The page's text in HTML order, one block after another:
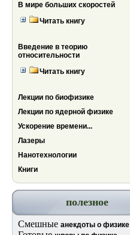
В мире больших скоростей
Читать книгу
Введение в теорию
относительности
Читать книгу
Лекции по биофизике
Лекции по ядерной физике
Ускорение времени...
Лазеры
Нанотехнологии
Книги
полезное
Смешные анекдоты о физике